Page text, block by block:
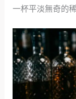
一杯平淡無奇的